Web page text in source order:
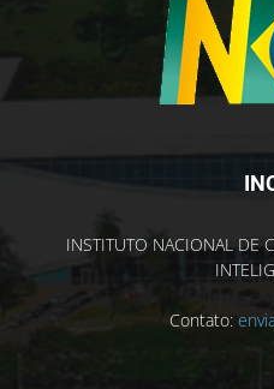
INSTITUTO NACIONAL DE
Contato: